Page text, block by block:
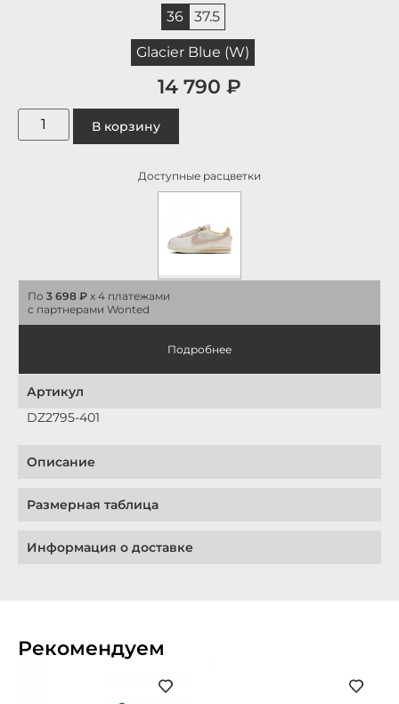
36 37.5
Glacier Blue (W)
14 790 ₽
В корзину
Доступные расцветки
По 3 698 ₽ x 4 платежами
с партнерами Wonted
Подробнее
Артикул
DZ2795-401
Описание
Размерная таблица
Информация о доставке
Рекомендуем